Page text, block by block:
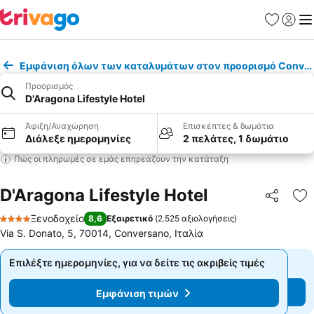
Εμφάνιση όλων των καταλυμάτων στον προορισμό
Προορισμός
D'Aragona Lifestyle Hotel
Άφιξη/Αναχώρηση
Διάλεξε ημερομηνίες
Επισκέπτες & δωμάτια
2 πελάτες, 1 δωμάτιο
Πώς οι πληρωμές σε εμάς επηρεάζουν την κατάταξη
D'Aragona Lifestyle Hotel
4 Αστέρια
Ξενοδοχείο 8,6 Εξαιρετικό (2.525 αξιολογήσεις)
Via S. Donato, 5, 70014, Conversano, Ιταλία
Επιλέξτε ημερομηνίες, για να δείτε τις ακριβείς τιμές
Εμφάνιση τιμών
Επιλέξτε ημερομηνίες, για να δείτε τις ακριβείς τιμές
Εμφάνιση τιμών